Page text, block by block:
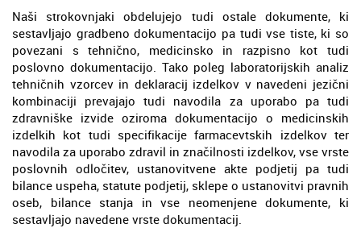
Naši strokovnjaki obdelujejo tudi ostale dokumente, ki
sestavljajo gradbeno dokumentacijo pa tudi vse tiste, ki so
povezani s tehnično, medicinsko in razpisno kot tudi
poslovno dokumentacijo. Tako poleg laboratorijskih analiz
tehničnih vzorcev in deklaracij izdelkov v navedeni jezični
kombinaciji prevajajo tudi navodila za uporabo pa tudi
zdravniške izvide oziroma dokumentacijo o medicinskih
izdelkih kot tudi specifikacije farmacevtskih izdelkov ter
navodila za uporabo zdravil in značilnosti izdelkov, vse vrste
poslovnih odločitev, ustanovitvene akte podjetij pa tudi
bilance uspeha, statute podjetij, sklepe o ustanovitvi pravnih
oseb, bilance stanja in vse neomenjene dokumente, ki
sestavljajo navedene vrste dokumentacij.